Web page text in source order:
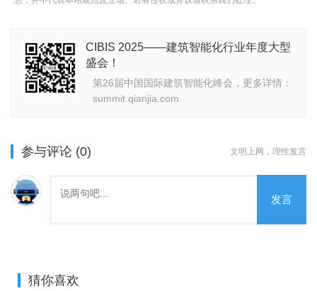
CIBIS 2025——建筑智能化行业年度大型
盛会！
第26届中国国际建筑智能化峰会，更多详情：
summit.qianjia.com
参与评论 (0) 文明上网，理性发言
发言
猜你喜欢